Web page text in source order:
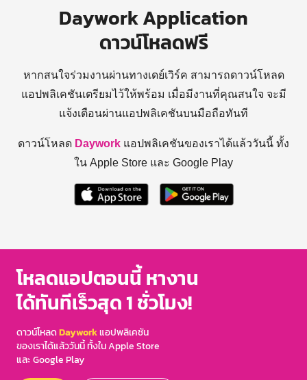
Daywork Application
ดาวน์โหลดฟรี
หากสนใจร่วมงานผ่านทางเดย์เวิร์ค สามารถดาวน์โหลด
แอปพลิเคชันเตรียมไว้ให้พร้อม เมื่อมีงานที่คุณสนใจ จะมี
แจ้งเตือนผ่านแอปพลิเคชันบนมือถือทันที
ดาวน์โหลด Daywork แอปพลิเคชันของเราได้แล้ววันนี้ ทั้ง
ใน Apple Store และ Google Play
โหลดแอปตอนนี้ หางาน
ได้ทันทีเร็วสุด 1 ชั่วโมง!
ดาวน์โหลดDayworkแอปพลิเคชัน
ของเราได้แล้ววันนี้ ทั้งใน Apple Store
และ Google Play